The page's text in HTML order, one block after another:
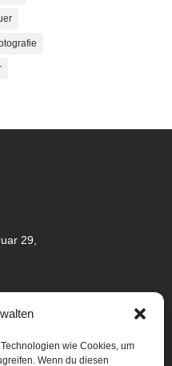
wie Cookies, um
Wenn du diesen
29,